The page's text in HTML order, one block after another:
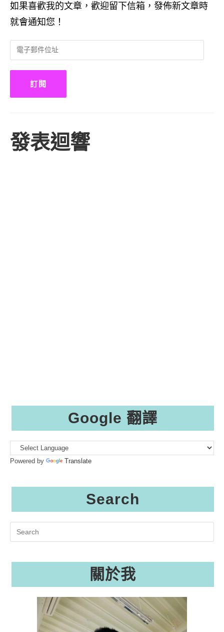
如果喜歡我的文章，歡迎留下信箱，發佈新文章時
就會通知您！
子
郵
位
訂閱
發表迴響
Google 翻譯
Powered by Translate
Search
this
關於我